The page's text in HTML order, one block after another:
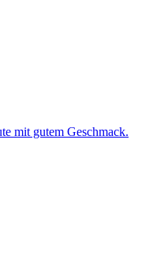
mit gutem Geschmack.